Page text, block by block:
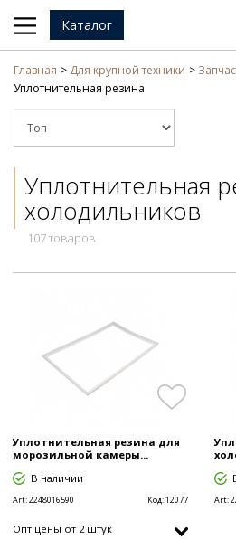
Каталог
Главная Для крупной техники
Уплотнительная резина
Уплотнительная
холодильников
107 товаров
Уплотнительная резина для
морозильной камеры...
В наличии
Art:2248016590 Код:12077
Опт цены от 2 штук
Art: